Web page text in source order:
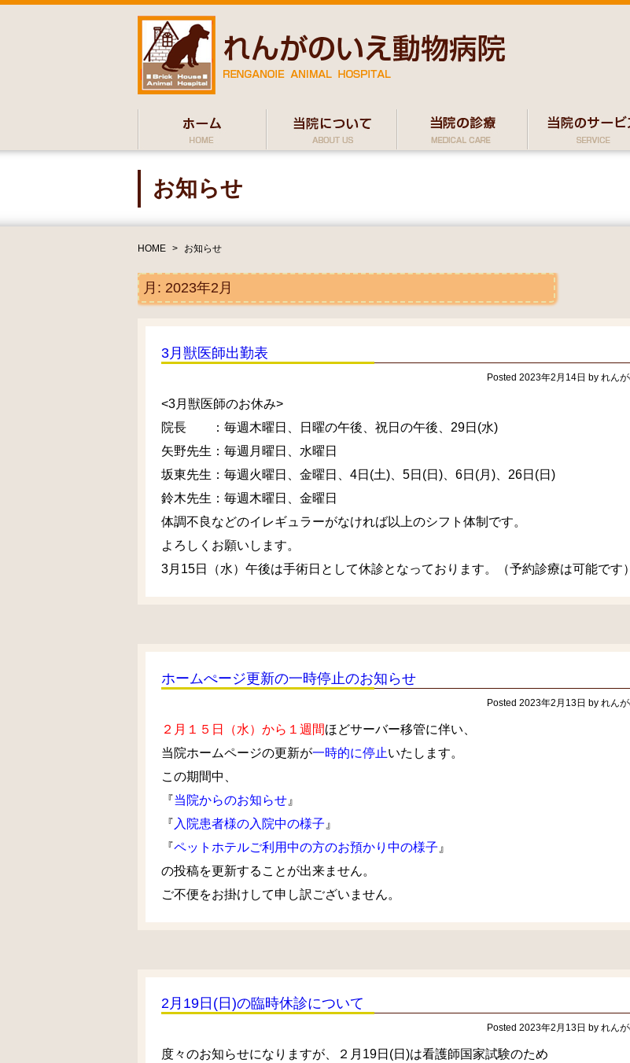
お知らせ
HOME > お知らせ
月: 2023年2月
3月獣医師出勤表
Posted 2023年2月14日 by れん
<3月獣医師のお休み>
院長 ：毎週木曜日、日曜の午後、祝日の午後、29日(水)
矢野先生：毎週月曜日、水曜日
坂東先生：毎週火曜日、金曜日、4日(土)、5日(日)、6日(月)、26日(日)
鈴木先生：毎週木曜日、金曜日
体調不良などのイレギュラーがなければ以上のシフト体制です。
よろしくお願いします。
3月15日（水）午後は手術日として休診となっております。（予約診療は可能です）
ホームぺージ更新の一時停止のお知らせ
Posted 2023年2月13日 by れん
２月１５日（水）から１週間ほどサーバー移管に伴い、
当院ホームページの更新が一時的に停止いたします。
この期間中、
『当院からのお知らせ』
『 入院患者様の入院中の様子 』
『ペットホテルご利用中の方のお預かり中の様子 』
の投稿を更新することが出来ません。
ご不便をお掛けして申し訳ございません。
2月19日(日)の臨時休診について
Posted 2023年2月13日 by れん
度々のお知らせになりますが、２月19日(日)は看護師国家試験のため